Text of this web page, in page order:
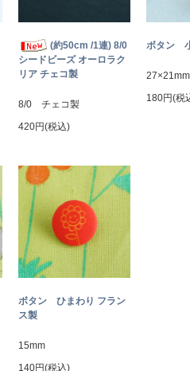
(約50cm /1連) 8/0
シードビーズ オーロラク
リア チェコ製
8/0 チェコ製
420円(税込)
ボタン
27×21mm
180円(税
ボタン ひまわり フラン
ス製
15mm
140円(税込)